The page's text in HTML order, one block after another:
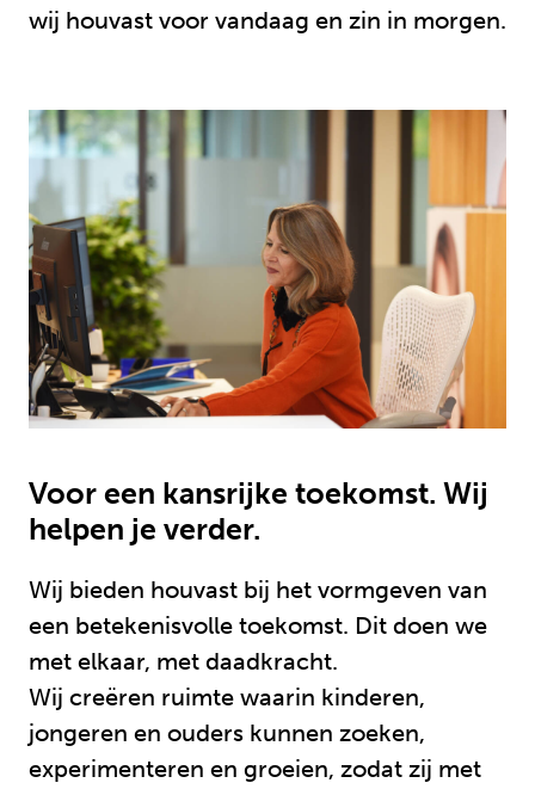
wij houvast voor vandaag en zin in morgen.
Voor een kansrijke toekomst. Wij
helpen je verder.
Wij bieden houvast bij het vormgeven van
een betekenisvolle toekomst. Dit doen we
met elkaar, met daadkracht.
Wij creëren ruimte waarin kinderen,
jongeren en ouders kunnen zoeken,
experimenteren en groeien, zodat zij met